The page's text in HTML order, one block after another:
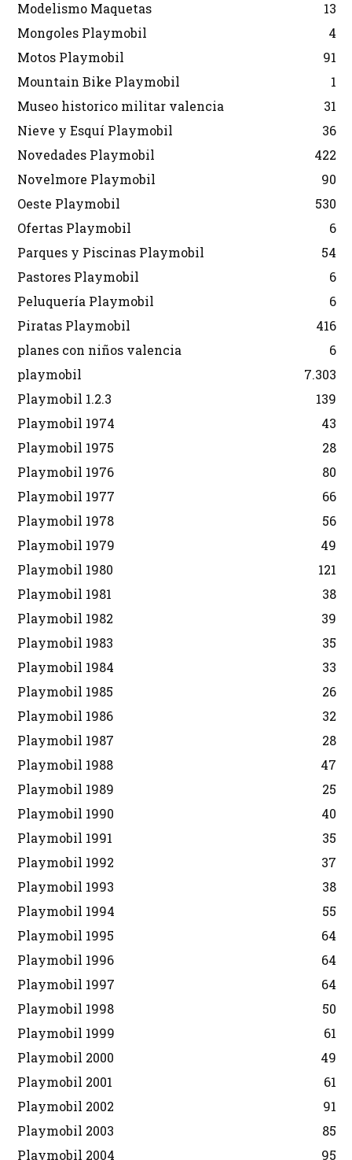
Modelismo Maquetas
13
Mongoles Playmobil
4
Motos Playmobil
91
Mountain Bike Playmobil
1
Museo historico militar valencia
31
Nieve y Esquí Playmobil
36
Novedades Playmobil
422
Novelmore Playmobil
90
Oeste Playmobil
530
Ofertas Playmobil
6
Parques y Piscinas Playmobil
54
Pastores Playmobil
6
Peluquería Playmobil
6
Piratas Playmobil
416
planes con niños valencia
6
playmobil
7.303
Playmobil 1.2.3
139
Playmobil 1974
43
Playmobil 1975
28
Playmobil 1976
80
Playmobil 1977
66
Playmobil 1978
56
Playmobil 1979
49
Playmobil 1980
121
Playmobil 1981
38
Playmobil 1982
39
Playmobil 1983
35
Playmobil 1984
33
Playmobil 1985
26
Playmobil 1986
32
Playmobil 1987
28
Playmobil 1988
47
Playmobil 1989
25
Playmobil 1990
40
Playmobil 1991
35
Playmobil 1992
37
Playmobil 1993
38
Playmobil 1994
55
Playmobil 1995
64
Playmobil 1996
64
Playmobil 1997
64
Playmobil 1998
50
Playmobil 1999
61
Playmobil 2000
49
Playmobil 2001
61
Playmobil 2002
91
Playmobil 2003
85
Playmobil 2004
95